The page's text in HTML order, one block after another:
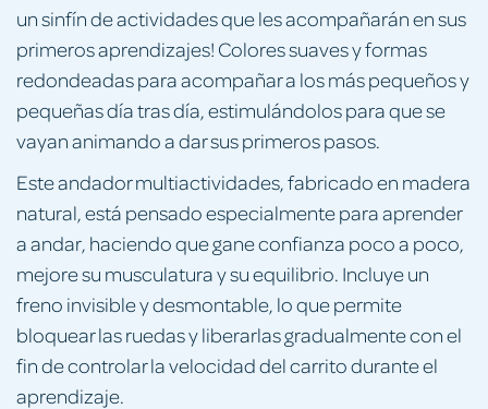
un sinfín de actividades que les acompañarán en sus
primeros aprendizajes! Colores suaves y formas
redondeadas para acompañar a los más pequeños y
pequeñas día tras día, estimulándolos para que se
vayan animando a dar sus primeros pasos.
Este andador multiactividades, fabricado en madera
natural, está pensado especialmente para aprender
a andar, haciendo que gane confianza poco a poco,
mejore su musculatura y su equilibrio. Incluye un
freno invisible y desmontable, lo que permite
bloquear las ruedas y liberarlas gradualmente con el
fin de controlar la velocidad del carrito durante el
aprendizaje.